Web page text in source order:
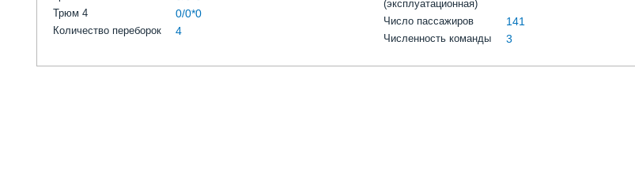
Трюм 4 0/0*0
Количество переборок 4
(эксплуатационная)
Число пассажиров 141
Численность команды 3